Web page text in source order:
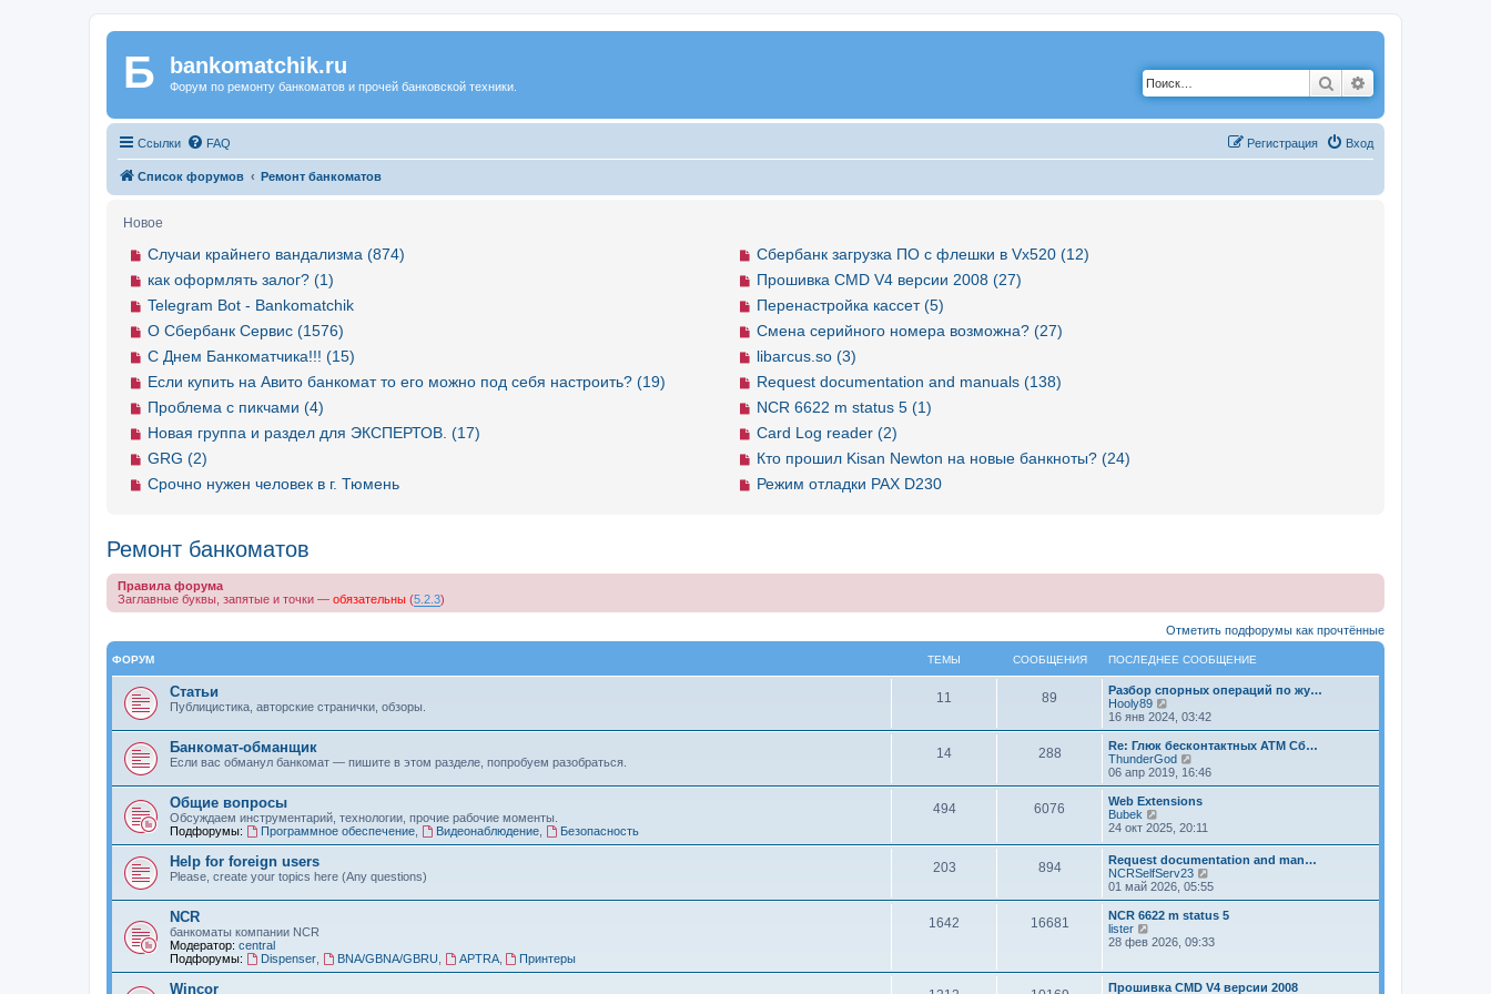
Регистрация
Б bankomatchik.ru
Форум по ремонту банкоматов и прочей банковской техники. Поиск
Ссылки FAQ Вход
Регистрация
Список форумов Ремонт банкоматов
Новое
Сбербанк загрузка ПО с флешки в Vx520 (12)
Прошивка CMD V4 версии 2008 (27)
Перенастройка кассет (5)
Смена серийного номера возможна? (27)
libarcus.so (3)
Request documentation and manuals (138)
NCR 6622 m status 5 (1)
Card Log reader (2)
Кто прошил Kisan Newton на новые банкноты? (24)
Режим отладки PAX D230
Случаи крайнего вандализма (874)
как оформлять залог? (1)
Telegram Bot - Bankomatchik
О Сбербанк Сервис (1576)
С Днем Банкоматчика!!! (15)
Если купить на Авито банкомат то его можно под себя настроить? (19)
Проблема с пикчами (4)
Новая группа и раздел для ЭКСПЕРТОВ. (17)
GRG (2)
Срочно нужен человек в г. Тюмень
Ремонт банкоматов
Правила форума
Заглавные буквы, запятые и точки — обязательны (5.2.3)
Отметить подфорумы как прочтённые
ФОРУМ ТЕМЫ СООБЩЕНИЯ ПОСЛЕДНЕЕ СООБЩЕНИЕ
Статьи
Публицистика, авторские странички, обзоры.
11 89
Разбор спорных операций по жу…
Hooly89
е
р
е
й
т
п
о
с
л
е
д
н
е
м
с
16 янв 2024, 03:42
Банкомат-обманщик
Если вас обманул банкомат — пишите в этом разделе, попробуем разобраться.
14 288
Re: Глюк бесконтактных АТМ Сб…
ThunderGod
е
р
е
т
к
п
о
с
л
е
н
м
у
06 апр 2019, 16:46
Общие вопросы
Обсуждаем инструментарий, технологии, прочие рабочие моменты.
Подфорумы:
Программное обеспечение, Видеонаблюдение, Безопасность
494 6076
Web Extensions
Bubek
е
е
й
т
и
к
п
с
е
д
24 окт 2025, 20:11
Help for foreign users
Please, create your topics here (Any questions)
203 894
Request documentation and man…
NCRSelfServ23
е
р
е
т
п
о
01 май 2026, 05:55
NCR
банкоматы компании NCR
Модератор: central
Подфорумы:
Dispenser, BNA/GBNA/GBRU APTRA, Принтеры
1642 16681
NCR 6622 m status 5
lister
е
28 фев 2026, 09:33
Wincor
Прошивка CMD V4 версии 2008